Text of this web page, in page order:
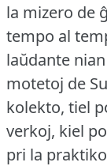
la mizero de
tempo al
laŭdante
motetoj de
kolekto, tiel
verkoj, kiel
pri la